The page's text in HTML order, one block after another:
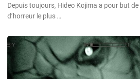
Depuis toujours, Hideo Kojima a pour but de
d’horreur le plus …